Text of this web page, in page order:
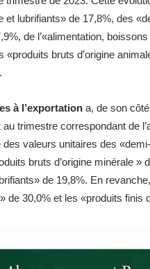
et lubrifiants» de 17,8%, des
de l’«alimentation,
bruts d’origine
à l’exportation a, de son
trimestre correspondant de
valeurs unitaires des
bruts d’origine minérale
de 19,8%. En
de 30,0% et les «produits finis